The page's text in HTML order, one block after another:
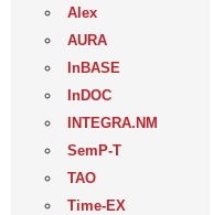
Alex
AURA
InBASE
InDOC
INTEGRA.NM
SemP-T
ТАО
Time-EX